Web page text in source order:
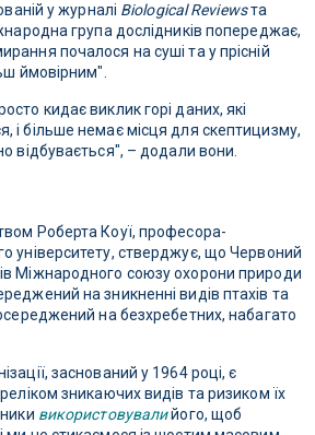
у журналі Biological Reviewsта
група дослідників попереджає,
почалося на суші та у прісній
ймовірним".
кидає виклик горі даних, які
і більше немає місця для скептицизму,
відбувається", – додали вони.
Роберта Коуї, професора-
університету, стверджує, що Червоний
Міжнародного союзу охорони природи
на зникненні видів птахів та
на безхребетних, набагато
заснований у 1964 році, є
зникаючих видів та ризиком їх
використовувалийого, щоб